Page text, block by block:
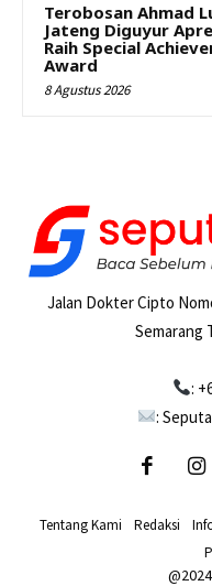
Terobosan Ahmad
Jateng Diguyur
Raih Special
Award
8 Agustus 2026
Jalan Dokter Cipto
Semarang
:
:
Tentang Kami Redaksi